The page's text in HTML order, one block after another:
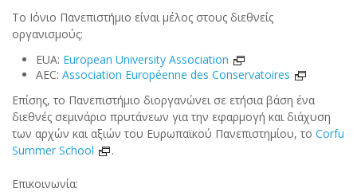
Το Ιόνιο Πανεπιστήμιο είναι μέλος στους διεθνείς
οργανισμούς:
EUA: European University Association
AEC: Association Européenne des Conservatoires
Επίσης, το Πανεπιστήμιο διοργανώνει σε ετήσια βάση ένα
διεθνές σεμινάριο πρυτάνεων για την εφαρμογή και διάχυση
των αρχών και αξιών του Ευρωπαϊκού Πανεπιστημίου, το Corfu
Summer School
.
Επικοινωνία: